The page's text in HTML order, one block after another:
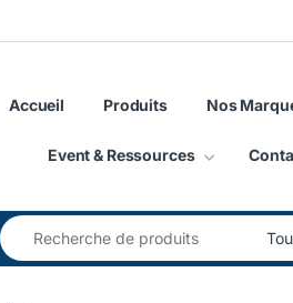
Accueil Produits Nos
Event & Ressources
Search for: